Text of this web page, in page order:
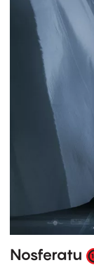
Nosferatu